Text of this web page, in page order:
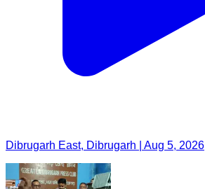
Dibrugarh East, Dibrugarh | Aug 5, 2026